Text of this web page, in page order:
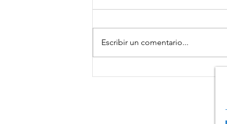
Escribir un comentario...